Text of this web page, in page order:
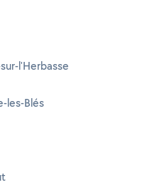
l'Herbasse
les-Blés